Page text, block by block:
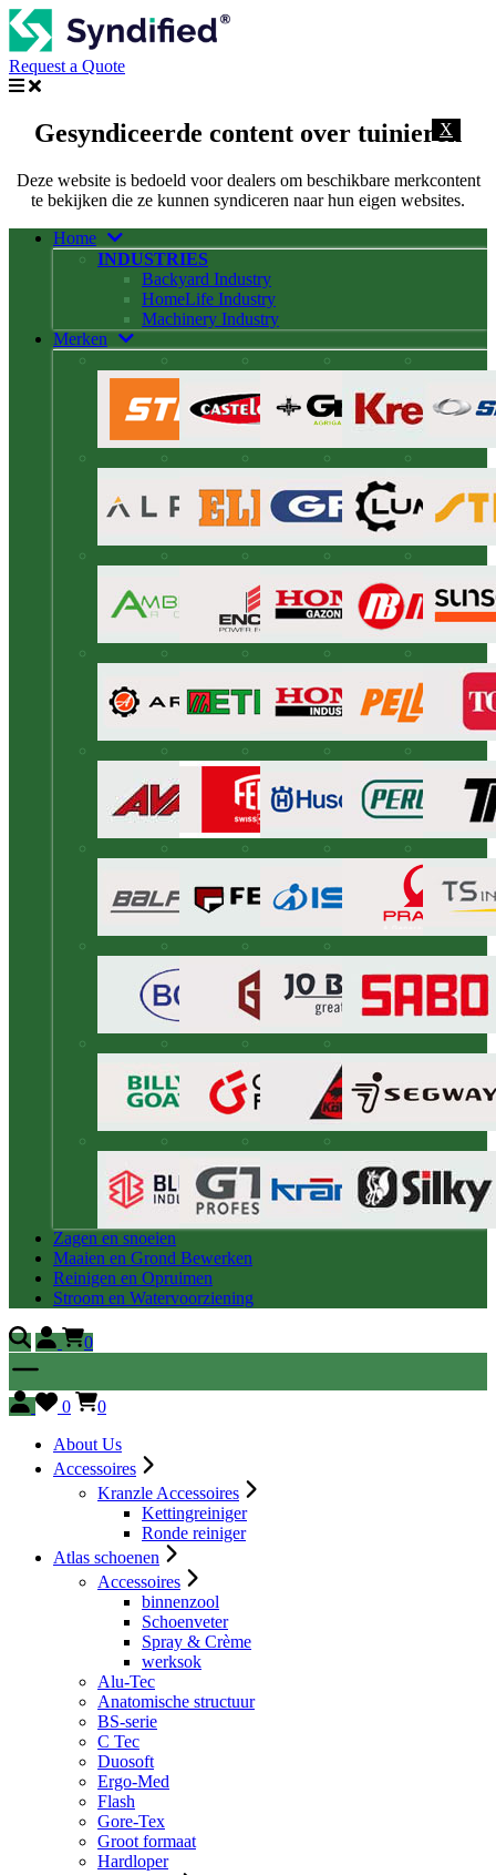
Request a Quote
X
Gesyndiceerde content over tuinieren
Deze website is bedoeld voor dealers om beschikbare merkcontent
te bekijken die ze kunnen syndiceren naar hun eigen websites.
Home
INDUSTRIES
Backyard Industry
HomeLife Industry
Machinery Industry
Merken
Zagen en snoeien
Maaien en Grond Bewerken
Reinigen en Opruimen
Stroom en Watervoorziening
0
0
0
About Us
Accessoires
Kranzle Accessoires
Kettingreiniger
Ronde reiniger
Atlas schoenen
Accessoires
binnenzool
Schoenveter
Spray & Crème
werksok
Alu-Tec
Anatomische structuur
BS-serie
C Tec
Duosoft
Ergo-Med
Flash
Gore-Tex
Groot formaat
Hardloper